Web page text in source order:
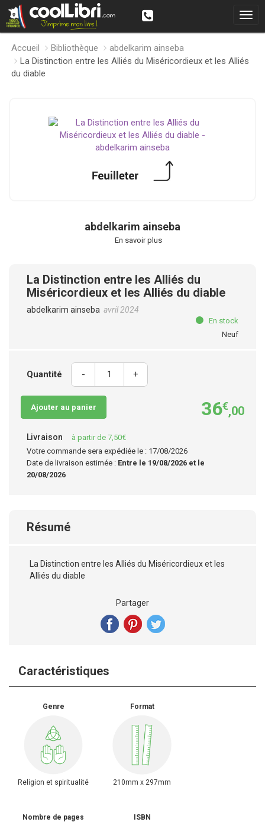
Accueil Bibliothèque
abdelkarim ainseba
La Distinction entre les Alliés du Miséricordieux et les Alliés
du diable
abdelkarim ainseba
En savoir plus
La Distinction entre les Alliés du
Miséricordieux et les Alliés du diable
abdelkarim ainseba avril 2024
En stock
Neuf
Quantité - +
Ajouter au panier 36€,00
Livraison
à partir de 7,50€
Votre commande sera expédiée le : 17/08/2026
Date de livraison estimée : Entre le 19/08/2026 et le
20/08/2026
Résumé
La Distinction entre les Alliés du Miséricordieux et les
Alliés du diable
Partager
Caractéristiques
Genre
Religion et spiritualité
Format
210mm x 297mm
Nombre de pages ISBN